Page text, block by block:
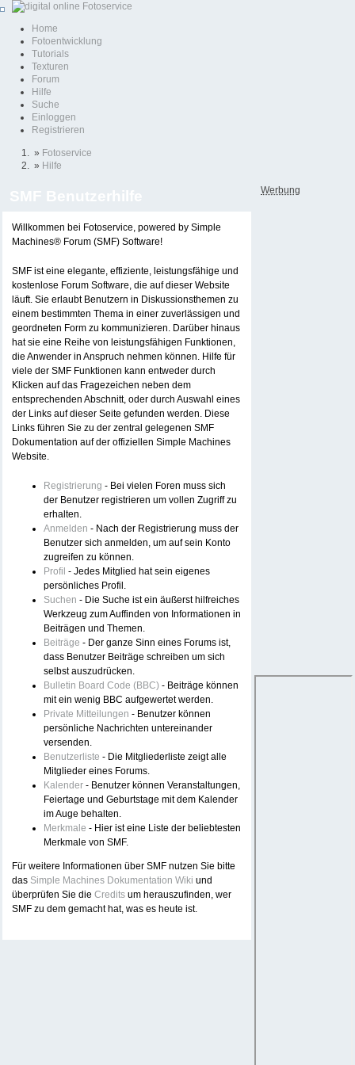
Home
Fotoentwicklung
Tutorials
Texturen
Forum
Hilfe
Suche
Einloggen
Registrieren
» Fotoservice
» Hilfe
Willkommen bei Fotoservice, powered by Simple
Machines® Forum (SMF) Software!
SMF ist eine elegante, effiziente, leistungsfähige und
kostenlose Forum Software, die auf dieser Website
läuft. Sie erlaubt Benutzern in Diskussionsthemen zu
einem bestimmten Thema in einer zuverlässigen und
geordneten Form zu kommunizieren. Darüber hinaus
hat sie eine Reihe von leistungsfähigen Funktionen,
die Anwender in Anspruch nehmen können. Hilfe für
viele der SMF Funktionen kann entweder durch
Klicken auf das Fragezeichen neben dem
entsprechenden Abschnitt, oder durch Auswahl eines
der Links auf dieser Seite gefunden werden. Diese
Links führen Sie zu der zentral gelegenen SMF
Dokumentation auf der offiziellen Simple Machines
Website.
Registrierung - Bei vielen Foren muss sich
der Benutzer registrieren um vollen Zugriff zu
erhalten.
Anmelden - Nach der Registrierung muss der
Benutzer sich anmelden, um auf sein Konto
zugreifen zu können.
Profil - Jedes Mitglied hat sein eigenes
persönliches Profil.
Suchen - Die Suche ist ein äußerst hilfreiches
Werkzeug zum Auffinden von Informationen in
Beiträgen und Themen.
Beiträge - Der ganze Sinn eines Forums ist,
dass Benutzer Beiträge schreiben um sich
selbst auszudrücken.
Bulletin Board Code (BBC) - Beiträge können
mit ein wenig BBC aufgewertet werden.
Private Mitteilungen - Benutzer können
persönliche Nachrichten untereinander
versenden.
Benutzerliste - Die Mitgliederliste zeigt alle
Mitglieder eines Forums.
Kalender - Benutzer können Veranstaltungen,
Feiertage und Geburtstage mit dem Kalender
im Auge behalten.
Merkmale - Hier ist eine Liste der beliebtesten
Merkmale von SMF.
Für weitere Informationen über SMF nutzen Sie bitte
das Simple Machines Dokumentation Wiki und
überprüfen Sie dieCredits um herauszufinden, wer
SMF zu dem gemacht hat, was es heute ist.
Werbung